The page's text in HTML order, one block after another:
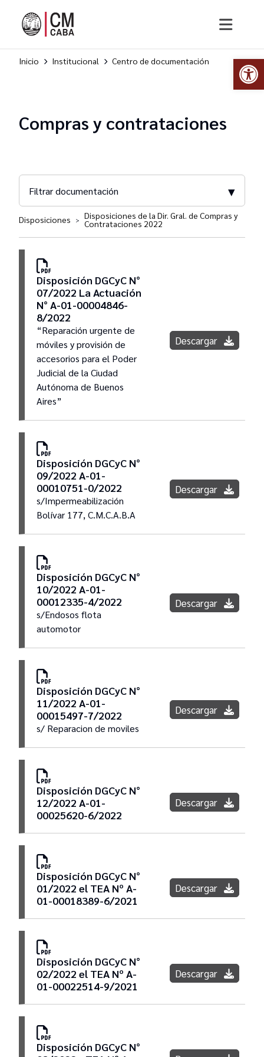
Inicio Institucional Centro de documentación
Compras y contrataciones
Filtrar documentación ▾
Disposiciones DGCyC
Resoluciones SAGyP
Pliegos generales
Llamados
Preadjudicaciones
Redeterminaciones
Disposiciones > Disposiciones de la Dir. Gral. de Compras y
Contrataciones 2022
Disposición DGCyC N°
07/2022 La Actuación
N° A-01-00004846-
8/2022
“Reparación urgente de
móviles y provisión de
accesorios para el Poder
Judicial de la Ciudad
Autónoma de Buenos
Aires”
Descargar
Disposición DGCyC N°
09/2022 A-01-
00010751-0/2022
s/Impermeabilización
Bolívar 177, C.M.C.A.B.A
Descargar
Disposición DGCyC N°
10/2022 A-01-
00012335-4/2022
s/Endosos flota
automotor
Descargar
Disposición DGCyC N°
11/2022 A-01-
00015497-7/2022
s/ Reparacion de moviles
Descargar
Disposición DGCyC N°
12/2022 A-01-
00025620-6/2022
Descargar
Disposición DGCyC N°
01/2022 el TEA Nº A-
01-00018389-6/2021
Descargar
Disposición DGCyC N°
02/2022 el TEA Nº A-
01-00022514-9/2021
Descargar
Disposición DGCyC N°